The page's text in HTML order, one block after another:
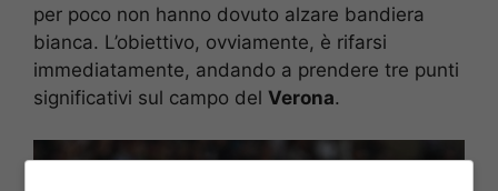
per poco non hanno dovuto alzare bandiera
bianca. L’obiettivo, ovviamente, è rifarsi
immediatamente, andando a prendere tre punti
significativi sul campo del Verona.